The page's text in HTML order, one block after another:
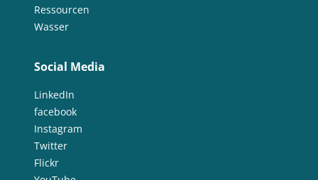
Ressourcen
Wasser
Social Media
LinkedIn
facebook
Instagram
Twitter
Flickr